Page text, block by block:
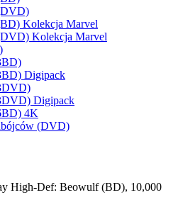
Kolekcja Marvel
Kolekcja Marvel
Digipack
Digipack
4K
(DVD)
High-Def: Beowulf (BD), 10,000